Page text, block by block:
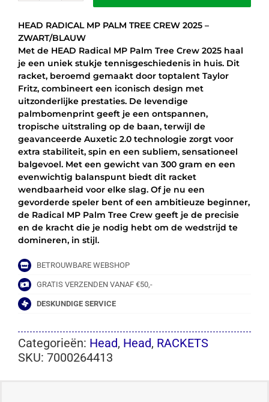
PALM
TREE
aantal
HEAD RADICAL MP PALM TREE CREW 2025 –
ZWART/BLAUW
Met de HEAD Radical MP Palm Tree Crew 2025 haal
je een uniek stukje tennisgeschiedenis in huis. Dit
racket, beroemd gemaakt door toptalent Taylor
Fritz, combineert een iconisch design met
uitzonderlijke prestaties. De levendige
palmbomenprint geeft je een ontspannen,
tropische uitstraling op de baan, terwijl de
geavanceerde Auxetic 2.0 technologie zorgt voor
extra stabiliteit, spin en een subliem, sensationeel
balgevoel. Met een gewicht van 300 gram en een
evenwichtig balanspunt biedt dit racket
wendbaarheid voor elke slag. Of je nu een
gevorderde speler bent of een ambitieuze beginner,
de Radical MP Palm Tree Crew geeft je de precisie
en de kracht die je nodig hebt om de wedstrijd te
domineren, in stijl.
BETROUWBARE WEBSHOP
GRATIS VERZENDEN VANAF €50,-
DESKUNDIGE SERVICE
Categorieën: Head, Head, RACKETS
SKU: 7000264413